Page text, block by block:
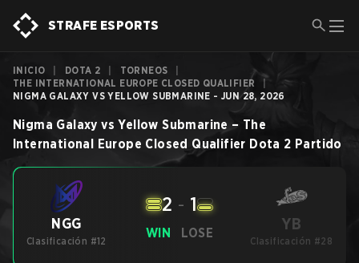
STRAFE ESPORTS
INICIO DOTA 2 TORNEOS
THE INTERNATIONAL EUROPE CLOSED QUALIFIER
NIGMA GALAXY VS YELLOW SUBMARINE - JUN 28, 2026
Nigma Galaxy vs Yellow Submarine – The
International Europe Closed Qualifier Dota 2 Partido
NGG
Clasificación #12
WIN
2 - 1
LOSE YB
Clasificación #28